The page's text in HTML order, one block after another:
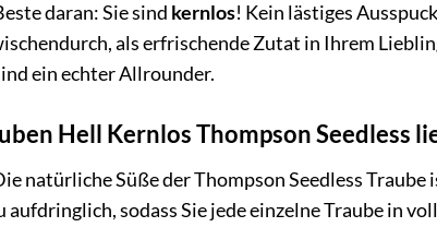
daran: Sie sind kernlos! Kein lästiges
als erfrischende Zutat in Ihrem
ein echter Allrounder.
Hell Kernlos Thompson Seedless
natürliche Süße der Thompson Seedless
sodass Sie jede einzelne Traube in